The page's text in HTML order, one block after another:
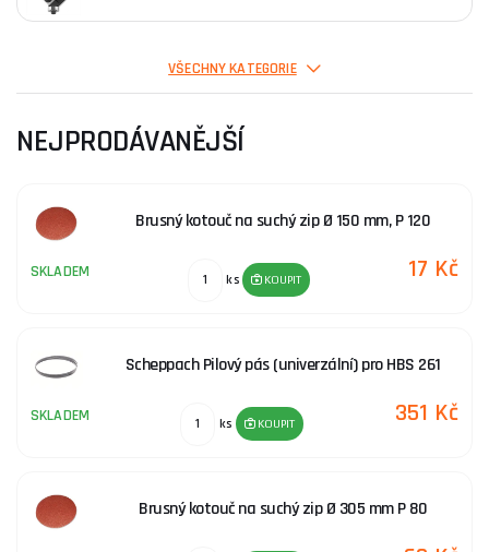
Spirálové drážkovací frézy
Spirálové frézy na hliník a PVC
Diamantové drážkovací frézy
VŠECHNY KATEGORIE
NEJPRODÁVANĚJŠÍ
Brusný kotouč na suchý zip Ø 150 mm, P 120
SKLADEM ks KOUPIT 17 Kč
Scheppach Pilový pás (univerzální) pro HBS 261
SKLADEM ks KOUPIT 351 Kč
Brusný kotouč na suchý zip Ø 305 mm P 80